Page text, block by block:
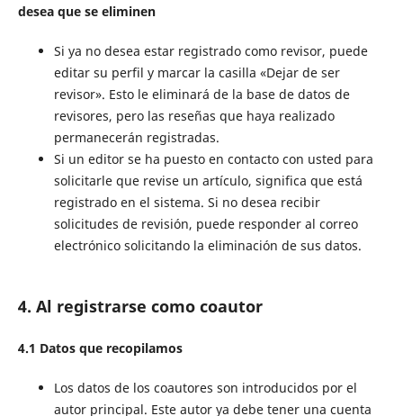
desea que se eliminen
Si ya no desea estar registrado como revisor, puede
editar su perfil y marcar la casilla «Dejar de ser
revisor». Esto le eliminará de la base de datos de
revisores, pero las reseñas que haya realizado
permanecerán registradas.
Si un editor se ha puesto en contacto con usted para
solicitarle que revise un artículo, significa que está
registrado en el sistema. Si no desea recibir
solicitudes de revisión, puede responder al correo
electrónico solicitando la eliminación de sus datos.
4. Al registrarse como coautor
4.1 Datos que recopilamos
Los datos de los coautores son introducidos por el
autor principal. Este autor ya debe tener una cuenta